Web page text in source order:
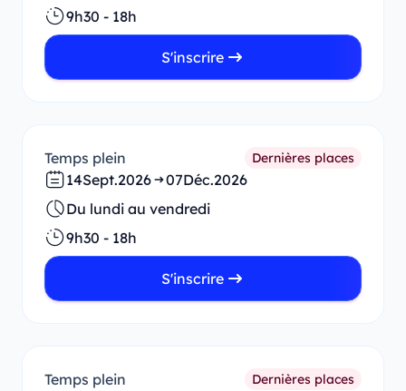
9h30 - 18h
S'inscrire
Temps plein Dernières places
14Sept.2026 07Déc.2026
Du lundi au vendredi
9h30 - 18h
S'inscrire
Temps plein Dernières places